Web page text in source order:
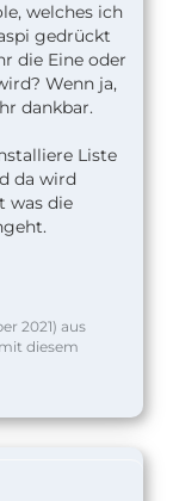
welches ich
gedrückt
die Eine oder
Wenn ja,
dankbar.
Liste
da wird
was die
2021) aus
diesem